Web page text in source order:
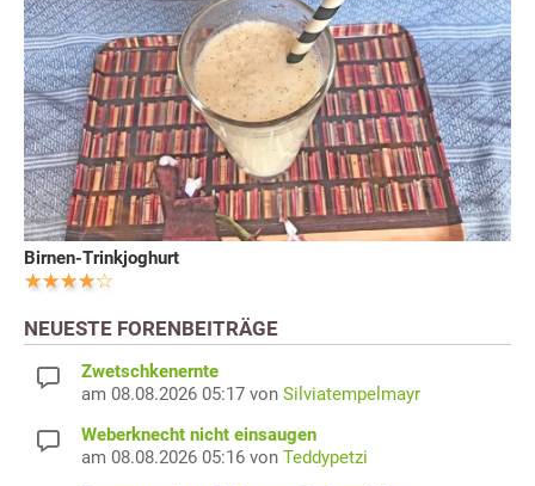
Birnen-Trinkjoghurt
NEUESTE FORENBEITRÄGE
Zwetschkenernte
am 08.08.2026 05:17 von Silviatempelmayr
Weberknecht nicht einsaugen
am 08.08.2026 05:16 von Teddypetzi